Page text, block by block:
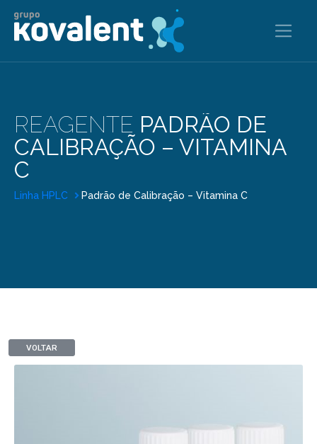
REAGENTE PADRÃO DE
CALIBRAÇÃO – VITAMINA
C
Linha HPLC Padrão de Calibração – Vitamina C
VOLTAR